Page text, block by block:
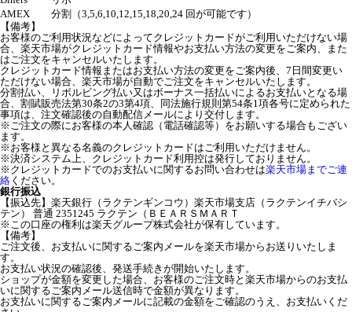
AMEX
分割（3,5,6,10,12,15,18,20,24 回が可能です）
【備考】
お客様のご利用状況などによってクレジットカードがご利用いただけない場
合、楽天市場がクレジットカード情報やお支払い方法の変更をご案内、また
はご注文をキャンセルいたします。
クレジットカード情報またはお支払い方法の変更をご案内後、7日間変更い
ただけない場合、楽天市場が自動でご注文をキャンセルいたします。
分割払い、リボルビング払い又はボーナス一括払いによるお支払いとなる場
合、割賦販売法第30条2の3第4項、同法施行規則第54条1項各号に定められた
事項は、注文確認後の自動配信メールにより交付します。
※ご注文の際にお客様の本人確認（電話確認等）をお願いする場合もござい
ます。
※お客様と異なる名義のクレジットカードはご利用いただけません。
※決済システム上、クレジットカード利用控は発行しておりません。
※クレジットカードでのお支払いに関するお問い合わせは楽天市場までご連
絡 ください。
銀行振込
【振込先】楽天銀行（ラクテンギンコウ）楽天市場支店（ラクテンイチバシ
テン） 普通 2351245 ラクテン（ＢＥＡＲＳＭＡＲＴ
※この口座の権利は楽天グループ株式会社が保有しています。
【備考】
ご注文後、お支払いに関するご案内メールを楽天市場からお送りいたしま
す。
お支払い状況の確認後、発送手続きが開始いたします。
ショップが金額を変更した場合、お客様のご注文時と楽天市場からのお支払
いに関するご案内メール送信時で金額が異なります。
お支払いに関するご案内メールに記載の金額をご確認のうえ、お支払いくだ